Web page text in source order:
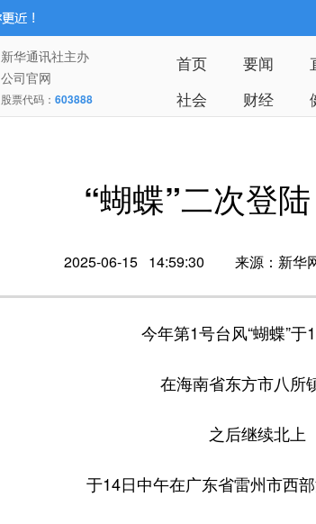
新华通讯社主办
公司官网
股票代码： 603888
首页 要闻
社会
财经
“蝴蝶”二次登
2025-06-15 14:59:30 来源：新华
今年第1号台风“蝴蝶”于
在海南省东方市八所
之后继续北上
于14日中午在广东省雷州市西